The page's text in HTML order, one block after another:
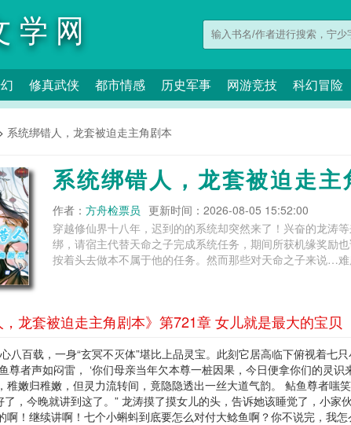
学网
修真武侠 都市情感 历史军事 网游竞技 科幻冒险
系统绑错人，龙套被迫走主角剧本
系统绑错人，龙套被迫走主
作者： 方舟检票员 更新时间：2026-08-05 15:52:00
穿越修仙界十八年，迟到的的系统却突然来了！兴奋的龙
绑，请宿主代替天命之子完成系统任务，期间所获机缘奖励
按着头去做本不属于他的任务。然而那些对天命之子来说…
，龙套被迫走主角剧本》第721章 女儿就是最大的宝贝
八百载，一身“玄冥不灭体”堪比上品灵宝。此刻它居高临下俯视着
尊者声如闷雷， ‘你们母亲当年欠本尊一桩因果，今日便拿你们的灵
稚嫩归稚嫩，但灵力流转间，竟隐隐透出一丝大道气韵。 鲇鱼尊者嗤
，今晚就讲到这了。” 龙涛摸了摸女儿的头，告诉她该睡觉了，小
啊！继续讲啊！七个小蝌蚪到底要怎么对付大鲶鱼啊？你不说完，我